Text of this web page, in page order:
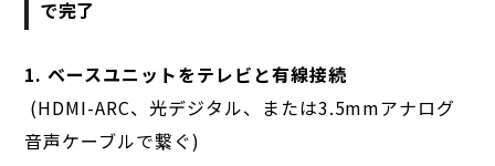
で完了
1. ベースユニットをテレビと有線接続
(HDMI-ARC、光デジタル、または3.5mmアナログ
音声ケーブルで繋ぐ)